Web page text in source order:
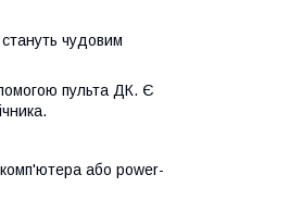
чудовим
пульта ДК. Є
комп'ютера або power-